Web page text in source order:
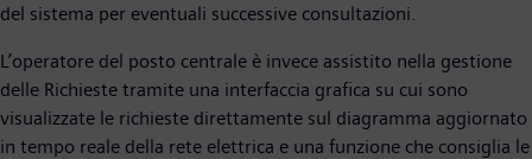
del sistema per eventuali successive consultazioni.
L’operatore del posto centrale è invece assistito nella gestione
delle Richieste tramite una interfaccia grafica su cui sono
visualizzate le richieste direttamente sul diagramma aggiornato
in tempo reale della rete elettrica e una funzione che consiglia le